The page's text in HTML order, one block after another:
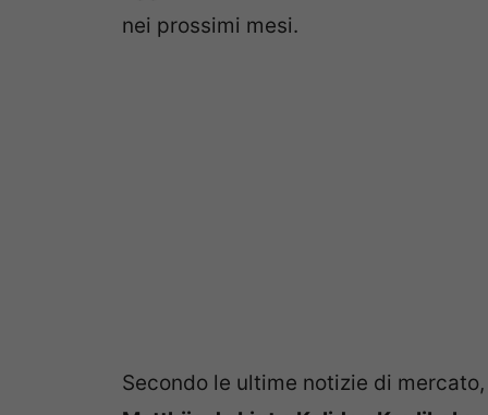
nei prossimi mesi.
Secondo le ultime notizie di mercato,